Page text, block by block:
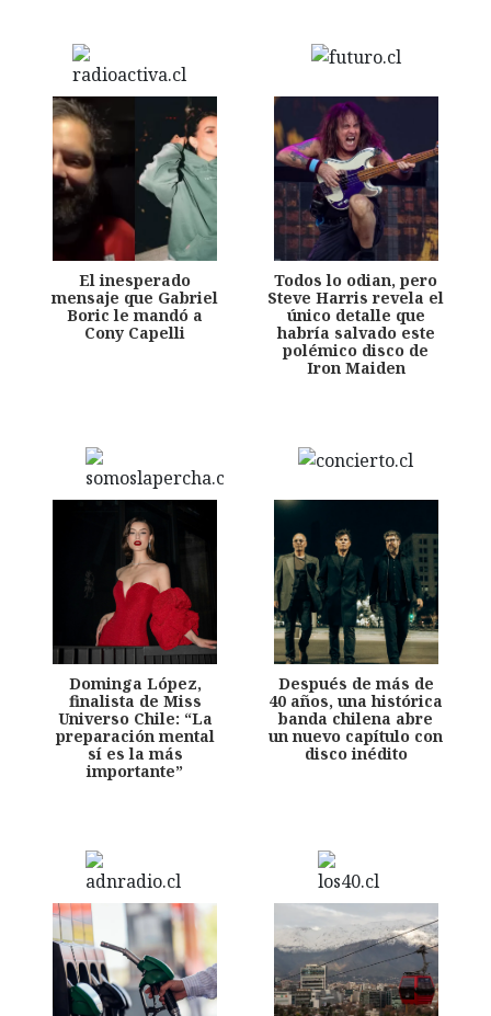
El inesperado
mensaje que Gabriel
Boric le mandó a
Cony Capelli
Todos lo odian, pero
Steve Harris revela el
único detalle que
habría salvado este
polémico disco de
Iron Maiden
Dominga López,
finalista de Miss
Universo Chile: “La
preparación mental
sí es la más
importante”
Después de más de
40 años, una histórica
banda chilena abre
un nuevo capítulo con
disco inédito